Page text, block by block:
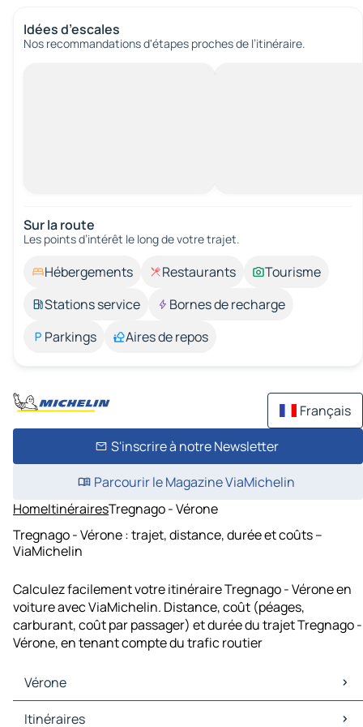
Idées d’escales
Nos recommandations d'étapes proches de l’itinéraire.
Sur la route
Les points d’intérêt le long de votre trajet.
Hébergements Restaurants
Tourisme
Stations service
Bornes de recharge
Parkings
Aires de repos
Français
S'inscrire à notre Newsletter
Parcourir le Magazine ViaMichelin
HomeItinérairesTregnago - Vérone
Tregnago - Vérone : trajet, distance, durée et coûts –
ViaMichelin
Calculez facilement votre itinéraire Tregnago - Vérone en
voiture avec ViaMichelin. Distance, coût (péages,
carburant, coût par passager) et durée du trajet Tregnago -
Vérone, en tenant compte du trafic routier
Vérone
Vérone Cartes et plans
Itinéraires